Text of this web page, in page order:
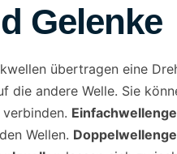
Gelenke
übertragen eine
die andere Welle. Sie
Wellen.